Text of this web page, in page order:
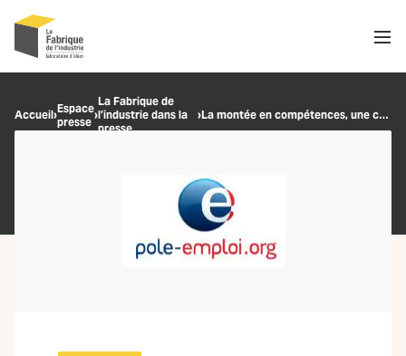
OK
Accueil›Espace
presse ›
La Fabrique de
l’industrie dans la
presse
› La montée en compétences, une conséquence de la robotisation industrielle